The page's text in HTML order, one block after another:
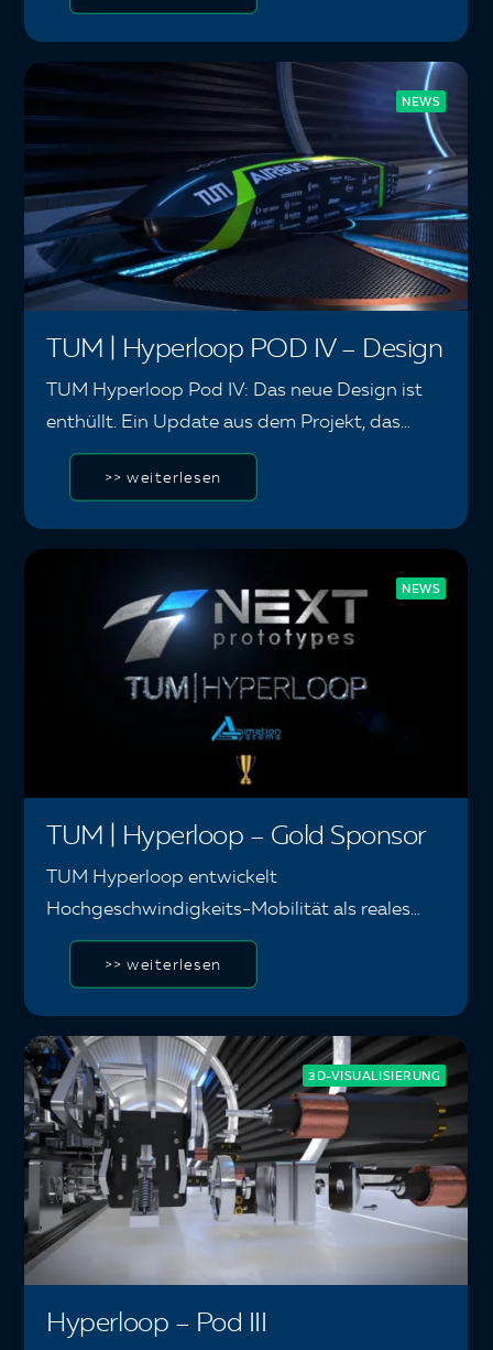
NEWS
TUM | Hyperloop POD IV – Design
TUM Hyperloop Pod IV: Das neue Design ist
enthüllt. Ein Update aus dem Projekt, das…
>> weiterlesen
NEWS
TUM | Hyperloop – Gold Sponsor
TUM Hyperloop entwickelt
Hochgeschwindigkeits-Mobilität als reales…
>> weiterlesen
3D-VISUALISIERUNG
Hyperloop – Pod III